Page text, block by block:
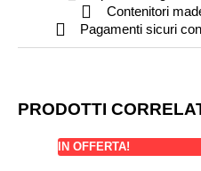
Contenitori
Pagamenti sicuri
PRODOTTI
IN OFFERTA!